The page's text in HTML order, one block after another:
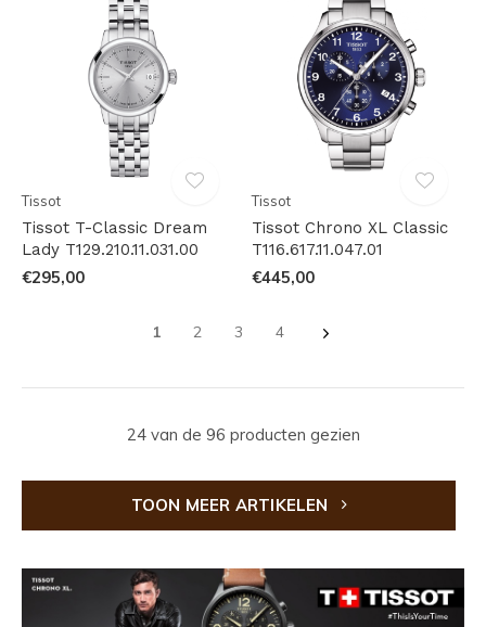
Tissot
Tissot T-Classic Dream
Lady T129.210.11.031.00
€295,00
Tissot
Tissot Chrono XL Classic
T116.617.11.047.01
€445,00
1 2 3 4
24 van de 96 producten gezien
TOON MEER ARTIKELEN